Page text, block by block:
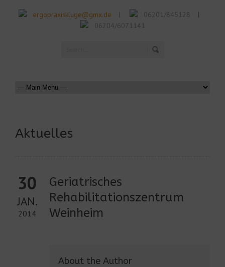
ergopraxiskluge@gmx.de | 06201/845128 |
06204/6071141
Aktuelles
30
JAN.
2014
Geriatrisches
Rehabilitationszentrum
Weinheim
About the Author